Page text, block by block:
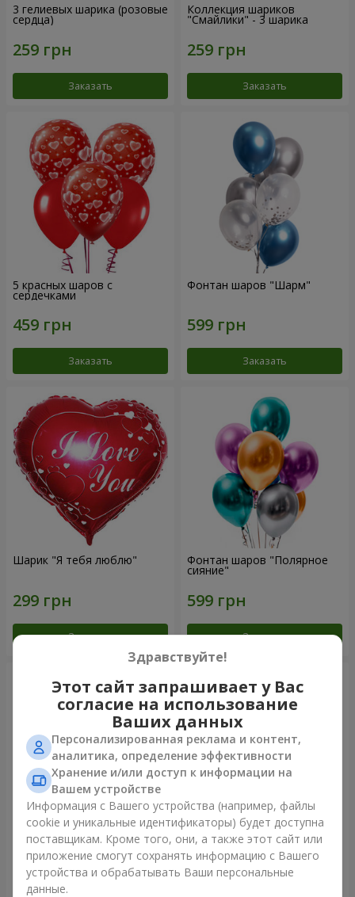
3 гелиевых шарика (розовые
сердца)
Заказать
Коллекция шариков
"Смайлики" - 3 шарика
Заказать
5 красных шаров с
сердечками
Заказать
Фонтан шаров "Шарм"
Заказать
Шарик "Я тебя люблю"
Заказать
Фонтан шаров "Полярное
сияние"
Заказать
Коллекция шаров "Украина" Коллекция шариков
"Веселый День Рождения" -
7 шариков
Здравствуйте!
Этот сайт запрашивает у Вас
согласие на использование
Ваших данных
Персонализированная реклама и контент,
аналитика, определение эффективности
Хранение и/или доступ к информации на
Вашем устройстве
Информация с Вашего устройства (например, файлы
cookie и уникальные идентификаторы) будет доступна
поставщикам. Кроме того, они, а также этот сайт или
приложение смогут сохранять информацию с Вашего
устройства и обрабатывать Ваши персональные
данные.